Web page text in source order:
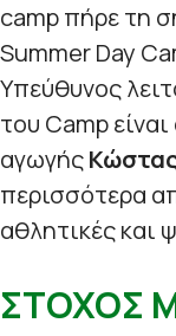
camp πήρε τη
Summer Day
Υπεύθυνος
του Camp
αγωγής
περισσότερα
αθλητικές και
ΣΤΟΧΟΣ